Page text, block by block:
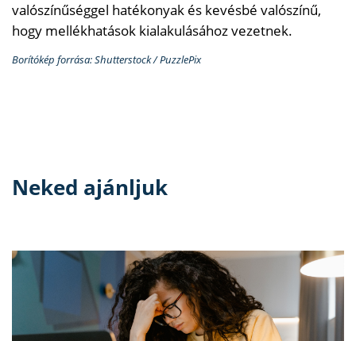
valószínűséggel hatékonyak és kevésbé valószínű,
hogy mellékhatások kialakulásához vezetnek.
Borítókép forrása: Shutterstock / PuzzlePix
Neked ajánljuk